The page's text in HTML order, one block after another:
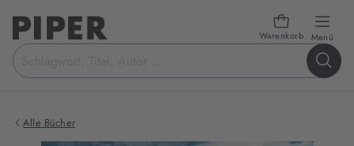
Warenkorb Menü
Suchbegriff
eingeben
Alle Bücher